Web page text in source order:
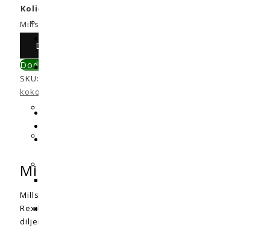
Količina pakiranja u L.
Mills Vitalize količina
Dodaj u košaricu
Dodaj u primerjavu
SKU:
kokos ili hidro)
Mills Vitalize
Mills Vitalize je formuliran kako bi vaše biljke učinio
Rexil Agro BV, izumiteljem i predvodnikom u
diljem svijeta rezultirale su jedinstvenim bioraspoloživim